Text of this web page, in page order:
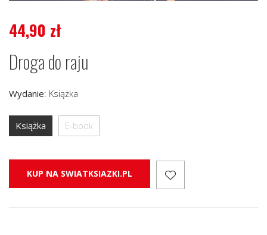
44,90 zł
Droga do raju
Wydanie: Książka
Książka E-book
KUP NA SWIATKSIAZKI.PL